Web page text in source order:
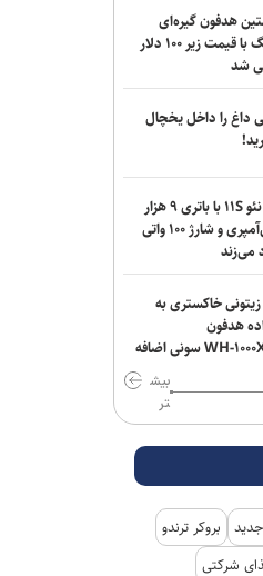
کشتی در نزدیکی
آمریکا و ایران
محقق نمی‌کند
در آسمان لاذقیه
یکی از بزرگ‌ترین
است
هدفون گیره‌ای
ناتینگ با قیمت زیر ۱۰۰ دلار
شد
داغ را داخل یخچال
آیکو نئو ۱۱S با باتری ۹ هزار
میلی‌آمپری و شارژ ۱۰۰ واتی
می‌زند
خاکستری به
هدفون
WH-۱۰۰۰XM۶ سونی اضافه
بیش
تر
بروکر ترندو
شرکتی